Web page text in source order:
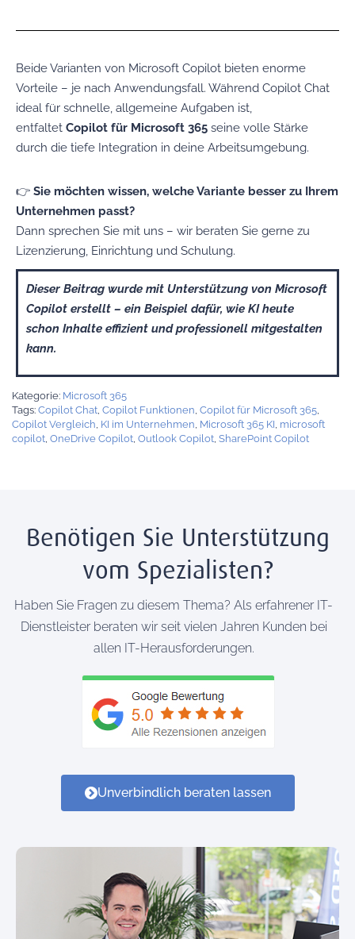
Beide Varianten von Microsoft Copilot bieten enorme
Vorteile – je nach Anwendungsfall. Während Copilot Chat
ideal für schnelle, allgemeine Aufgaben ist,
entfaltet Copilot für Microsoft 365 seine volle Stärke
durch die tiefe Integration in deine Arbeitsumgebung.
👉 Sie möchten wissen, welche Variante besser zu Ihrem
Unternehmen passt?
Dann sprechen Sie mit uns – wir beraten Sie gerne zu
Lizenzierung, Einrichtung und Schulung.
Dieser Beitrag wurde mit Unterstützung von Microsoft
Copilot erstellt – ein Beispiel dafür, wie KI heute
schon Inhalte effizient und professionell mitgestalten
kann.
Kategorie: Microsoft 365
Tags: Copilot Chat, Copilot Funktionen, Copilot für Microsoft 365,
Copilot Vergleich, KI im Unternehmen, Microsoft 365 KI, microsoft
copilot, OneDrive Copilot, Outlook Copilot, SharePoint Copilot
Benötigen Sie Unterstützung
vom Spezialisten?
Haben Sie Fragen zu diesem Thema? Als erfahrener IT-
Dienstleister beraten wir seit vielen Jahren Kunden bei
allen IT-Herausforderungen.
Unverbindlich beraten lassen